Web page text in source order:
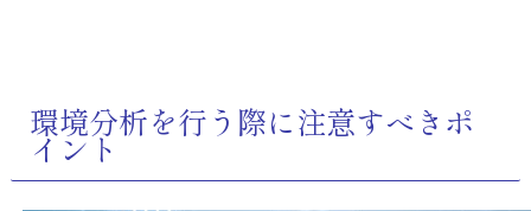
環境分析を行う際に注意すべきポ
イント